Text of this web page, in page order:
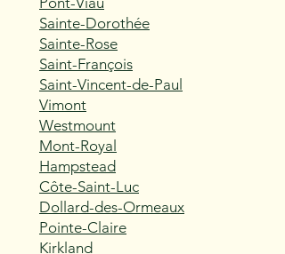
Sainte-Dorothée
Sainte-Rose
Saint-François
Saint-Vincent-de-Paul
Vimont
Westmount
Mont-Royal
Hampstead
Côte-Saint-Luc
Dollard-des-Ormeaux
Pointe-Claire
Kirkland